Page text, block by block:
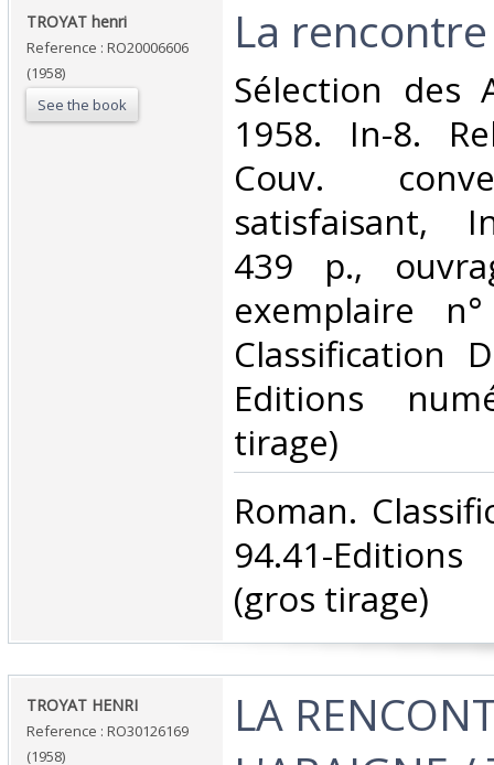
‎TROYAT henri‎
Reference : RO20006606
(1958)
See the book
‎La rencontre‎
‎Sélection des
1958. In-8.
Couv.
satisfaisant,
439 p.,
exemplaire
Classification
Editions
tirage)‎
‎Roman.
94.41-
(gros tirage)‎
‎TROYAT HENRI‎
Reference : RO30126169
(1958)
‎LA